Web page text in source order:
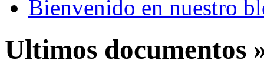
Bienvenido en nuestro
Ultimos documentos